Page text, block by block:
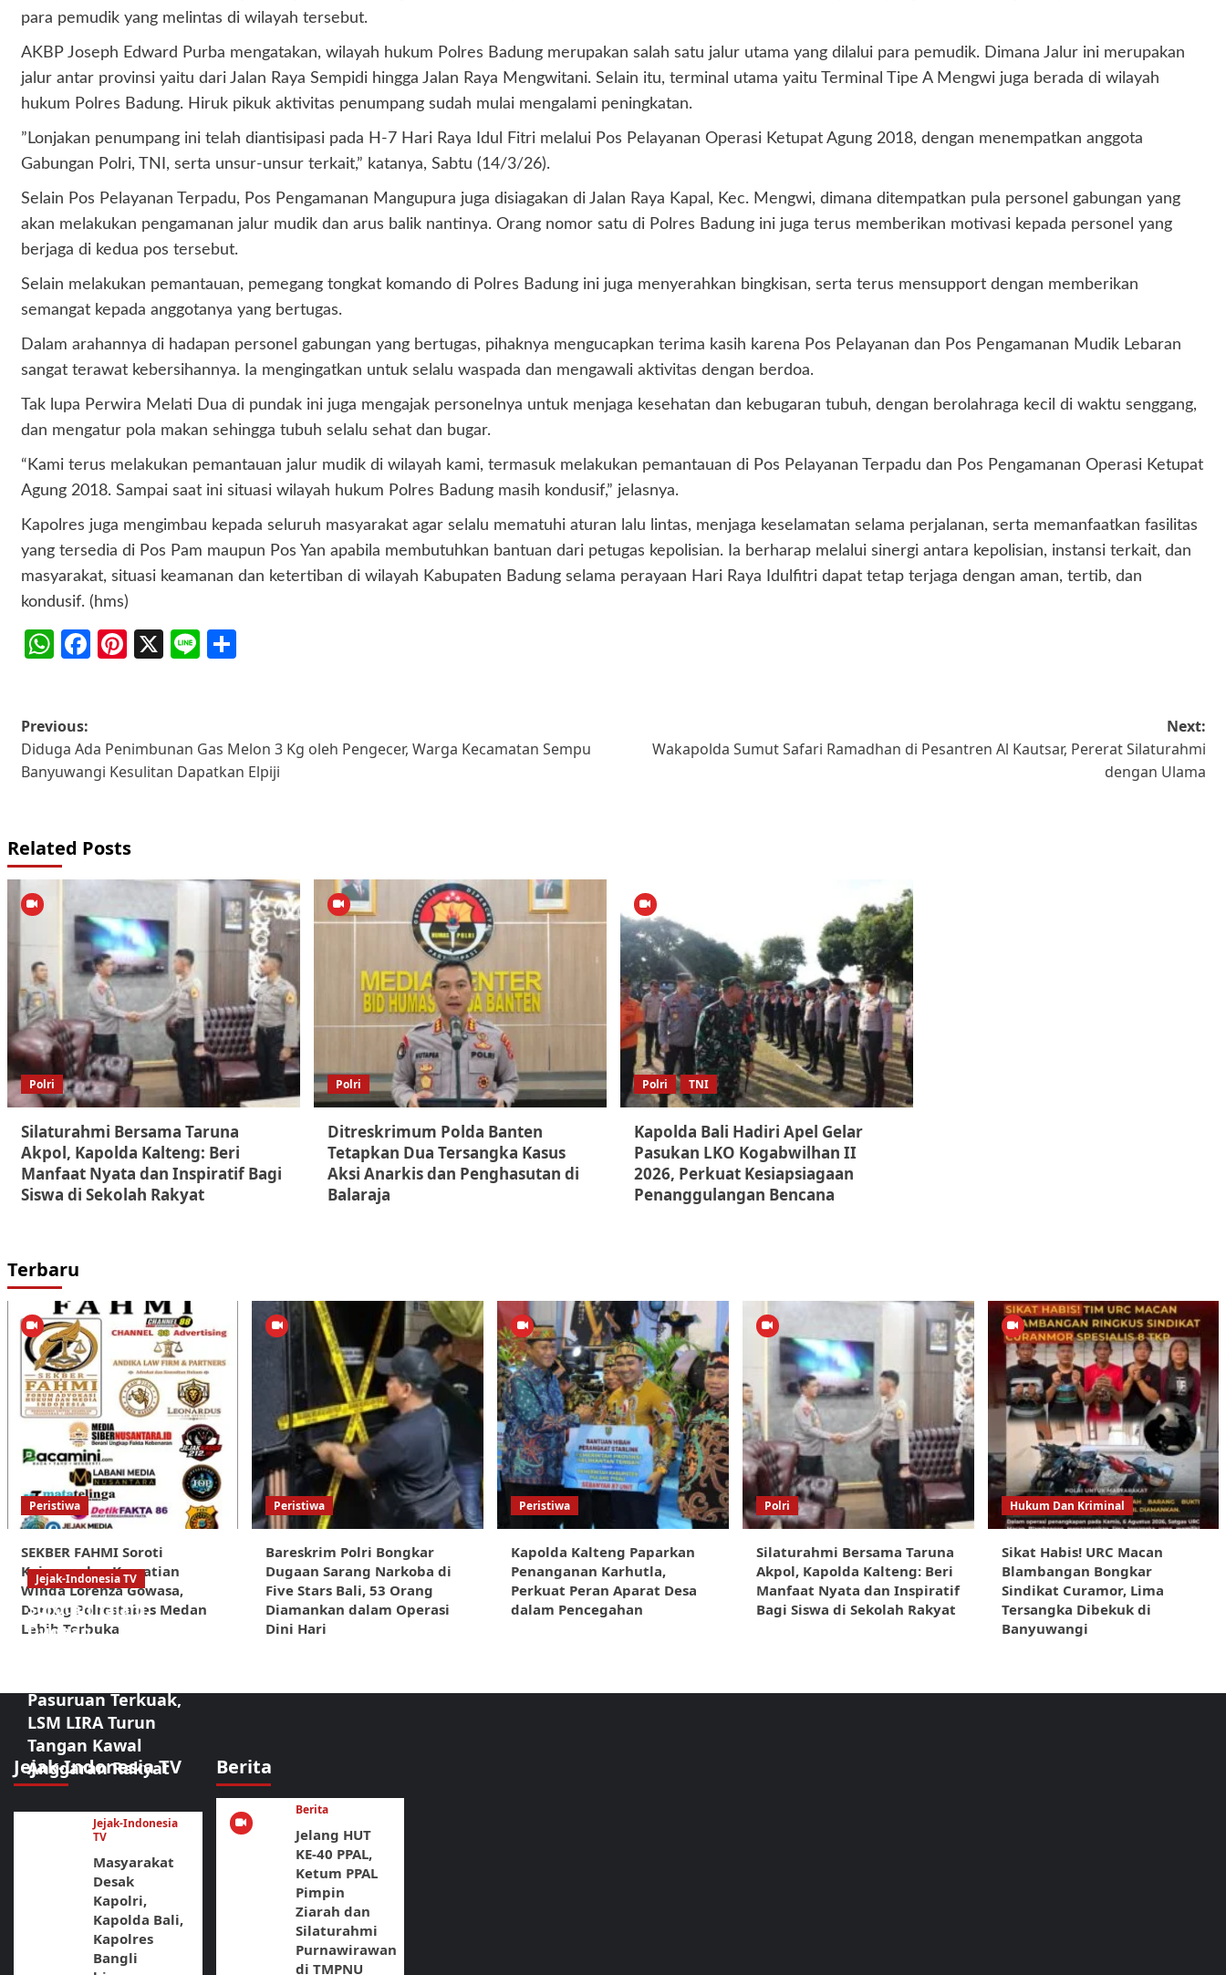
para pemudik yang melintas di wilayah tersebut.
AKBP Joseph Edward Purba mengatakan, wilayah hukum Polres Badung merupakan salah satu jalur utama yang dilalui para pemudik. Dimana Jalur ini merupakan
jalur antar provinsi yaitu dari Jalan Raya Sempidi hingga Jalan Raya Mengwitani. Selain itu, terminal utama yaitu Terminal Tipe A Mengwi juga berada di wilayah
hukum Polres Badung. Hiruk pikuk aktivitas penumpang sudah mulai mengalami peningkatan.
”Lonjakan penumpang ini telah diantisipasi pada H-7 Hari Raya Idul Fitri melalui Pos Pelayanan Operasi Ketupat Agung 2018, dengan menempatkan anggota
Gabungan Polri, TNI, serta unsur-unsur terkait,” katanya, Sabtu (14/3/26).
Selain Pos Pelayanan Terpadu, Pos Pengamanan Mangupura juga disiagakan di Jalan Raya Kapal, Kec. Mengwi, dimana ditempatkan pula personel gabungan yang
akan melakukan pengamanan jalur mudik dan arus balik nantinya. Orang nomor satu di Polres Badung ini juga terus memberikan motivasi kepada personel yang
berjaga di kedua pos tersebut.
Selain melakukan pemantauan, pemegang tongkat komando di Polres Badung ini juga menyerahkan bingkisan, serta terus mensupport dengan memberikan
semangat kepada anggotanya yang bertugas.
Dalam arahannya di hadapan personel gabungan yang bertugas, pihaknya mengucapkan terima kasih karena Pos Pelayanan dan Pos Pengamanan Mudik Lebaran
sangat terawat kebersihannya. Ia mengingatkan untuk selalu waspada dan mengawali aktivitas dengan berdoa.
Tak lupa Perwira Melati Dua di pundak ini juga mengajak personelnya untuk menjaga kesehatan dan kebugaran tubuh, dengan berolahraga kecil di waktu senggang,
dan mengatur pola makan sehingga tubuh selalu sehat dan bugar.
“Kami terus melakukan pemantauan jalur mudik di wilayah kami, termasuk melakukan pemantauan di Pos Pelayanan Terpadu dan Pos Pengamanan Operasi Ketupat
Agung 2018. Sampai saat ini situasi wilayah hukum Polres Badung masih kondusif,” jelasnya.
Kapolres juga mengimbau kepada seluruh masyarakat agar selalu mematuhi aturan lalu lintas, menjaga keselamatan selama perjalanan, serta memanfaatkan fasilitas
yang tersedia di Pos Pam maupun Pos Yan apabila membutuhkan bantuan dari petugas kepolisian. Ia berharap melalui sinergi antara kepolisian, instansi terkait, dan
masyarakat, situasi keamanan dan ketertiban di wilayah Kabupaten Badung selama perayaan Hari Raya Idulfitri dapat tetap terjaga dengan aman, tertib, dan
kondusif. (hms)
WhatsApp
Facebook
Pinterest
X Line
Post
navigation
Previous:
Diduga Ada Penimbunan Gas Melon 3 Kg oleh Pengecer, Warga Kecamatan Sempu
Banyuwangi Kesulitan Dapatkan Elpiji
Next:
Wakapolda Sumut Safari Ramadhan di Pesantren Al Kautsar, Pererat Silaturahmi
dengan Ulama
Related Posts
Polri
Silaturahmi Bersama Taruna
Akpol, Kapolda Kalteng: Beri
Manfaat Nyata dan Inspiratif Bagi
Siswa di Sekolah Rakyat
Polri
Ditreskrimum Polda Banten
Tetapkan Dua Tersangka Kasus
Aksi Anarkis dan Penghasutan di
Balaraja
Polri TNI
Kapolda Bali Hadiri Apel Gelar
Pasukan LKO Kogabwilhan II
2026, Perkuat Kesiapsiagaan
Penanggulangan Bencana
Terbaru
Peristiwa
SEKBER FAHMI Soroti
Kejanggalan Kematian
Winda Lorenza Gowasa,
Dorong Polrestabes Medan
Lebih Terbuka
Peristiwa
Bareskrim Polri Bongkar
Dugaan Sarang Narkoba di
Five Stars Bali, 53 Orang
Diamankan dalam Operasi
Dini Hari
Peristiwa
Kapolda Kalteng Paparkan
Penanganan Karhutla,
Perkuat Peran Aparat Desa
dalam Pencegahan
Polri
Silaturahmi Bersama Taruna
Akpol, Kapolda Kalteng: Beri
Manfaat Nyata dan Inspiratif
Bagi Siswa di Sekolah Rakyat
Hukum Dan Kriminal
Sikat Habis! URC Macan
Blambangan Bongkar
Sindikat Curamor, Lima
Tersangka Dibekuk di
Banyuwangi
Jejak-Indonesia TV
Jejak-Indonesia TV
Sorotan Tajam:
Dugaan
Pasuruan Terkuak,
LSM LIRA Turun
Tangan Kawal
Anggaran Rakyat
Jejak-Indonesia
TV
Masyarakat
Desak
Kapolri,
Kapolda Bali,
Kapolres
Bangli
Berita
Berita
Jelang HUT
KE-40 PPAL,
Ketum PPAL
Pimpin
Ziarah dan
Silaturahmi
Purnawirawan
di TMPNU